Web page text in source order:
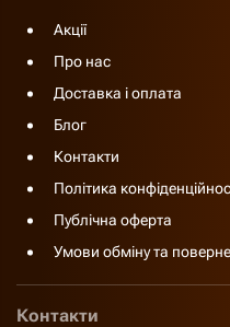
Акції
Про нас
Доставка і оплата
Блог
Контакти
Політика
Публічна оферта
Умови обміну та
Контакти